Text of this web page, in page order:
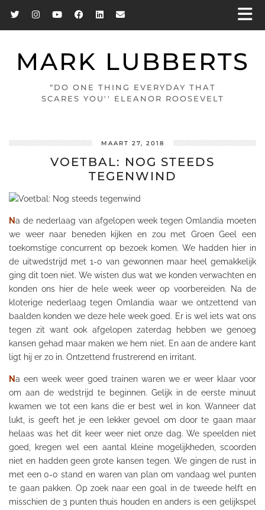
MARK LUBBERTS
“DO ONE THING EVERYDAY THAT
SCARES YOU'' ELEANOR ROOSEVELT
MAART 27, 2018
VOETBAL: NOG STEEDS
TEGENWIND
Na de nederlaag van afgelopen week tegenOmlandia moeten
we weer naar beneden kijken en zou met Groen Geel een
toekomstige concurrent op bezoek komen. We hadden hier in
de uitwedstrijd met 1-0 van gewonnen maar heel gemakkelijk
ging dit toen niet. We wisten dus wat we konden verwachten en
konden ons hier de hele week weer op voorbereiden. Na de
kloterige nederlaag tegenOmlandia waar we ontzettend van
baalden konden we deze hele week goed. Er is wel iets wat ons
tegen zit want ook afgelopen zaterdag hebben we genoeg
kansen gehad maar maken we hem niet. En aan de andere kant
ligt hij er zo in. Ontzettend frustrerend en irritant.
Na een week weer goed trainen waren we er weer klaar voor
om aan de wedstrijd te beginnen. Gelijk in de eerste minuut
kwamen we tot een kans die er best wel in kon. Wanneer dat
lukt, is geeft het je een lekker gevoel om door te gaan maar
helaas was het dit keer weer niet onze dag. We speelden niet
goed, kregen wel een aantal kleine mogelijkheden, scoorden
niet en hadden geen grote kansen tegen. We gingen de rust in
met een 0-0 stand en waren van plan om vandaag wel punten
te gaan pakken. Op zoek naar eengoal
in de tweede helft en
misschien de 3 punten thuis houden en anders is een gelijkspel